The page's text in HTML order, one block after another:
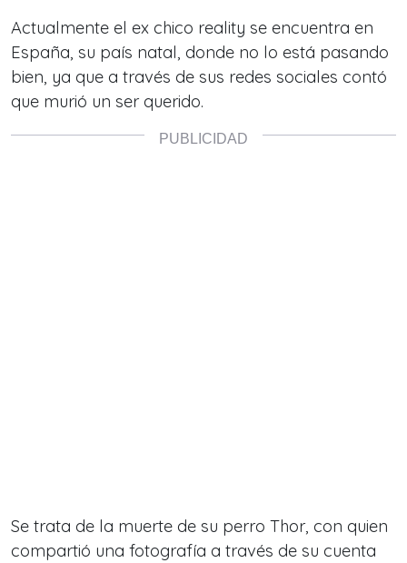
Actualmente el ex chico reality se encuentra en
España, su país natal, donde no lo está pasando
bien, ya que a través de sus redes sociales contó
que murió un ser querido.
Se trata de la muerte de su perro Thor, con quien
compartió una fotografía a través de su cuenta